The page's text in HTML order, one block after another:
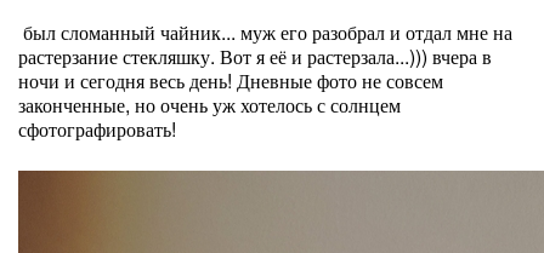
был сломанный чайник... муж его разобрал и отдал мне на
растерзание стекляшку. Вот я её и растерзала...))) вчера в
ночи и сегодня весь день! Дневные фото не совсем
законченные, но очень уж хотелось с солнцем
сфотографировать!